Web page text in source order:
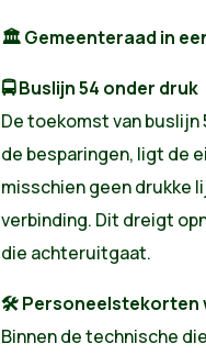
🏛️Gemeenteraad in
🚍Buslijn 54 onder druk
De toekomst van
de besparingen, ligt de
misschien geen drukke
verbinding. Dit dreigt
die achteruitgaat.
🛠️Personeelstekorten
Binnen de technische